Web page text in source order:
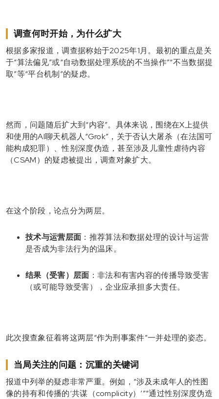
调查何时开始，为什么扩大
根据多家报道，调查据称始于2025年1月。最初的重点是关
于“算法偏见”或“自动数据处理系统的不当操作”“不当数据提
取”等“平台机制”的疑虑。
然而，问题随后扩大到“内容”。具体来说，围绕在X上提供
和使用的AI聊天机器人“Grok”，关于否认大屠杀（在法国可
能构成犯罪）、性别深度伪造，甚至涉及儿童性虐待内容
（CSAM）的疑虑被提出，调查对象扩大。
在这个阶段，论点分为两层。
技术与运营层面 ：推荐算法和数据处理的设计与运营
是否成为非法行为的温床。
结果（受害）层面 ：非法和有害内容的传播导致受害
（或可能导致受害），企业应承担多大责任。
此次搜查象征着将这两层“作为刑事案件”一并处理的姿态。
当局关注的问题：沉重的关键词
报道中列举的疑虑非常严重。例如，“涉及未成年人的性图
像的持有和传播的‘共谋（complicity）’”“通过性别深度伪造